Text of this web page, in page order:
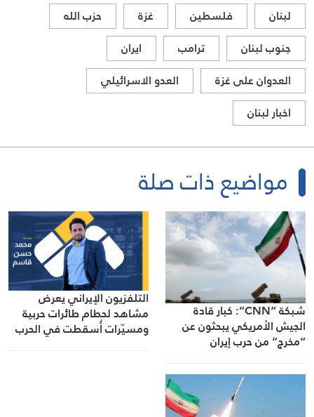
لبنان فلسطين غزة
حزب الله
جنوب لبنان
ترامب
ايران
العدوان على غزة
العدو الاسرائيلي
اخبار لبنان
مواضيع ذات صلة
شبكة “CNN”: كبار قادة
الجيش الأمريكي يبحثون عن
“مخرج” من حرب إيران
التلفزيون الإيراني يعرض
مشاهد لحطام طائرات حربية
ومسيّرات أُسقطت في الحرب